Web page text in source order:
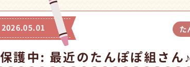
2026.05.01
保護中: 最近のたんぽぽ組さん♪
た